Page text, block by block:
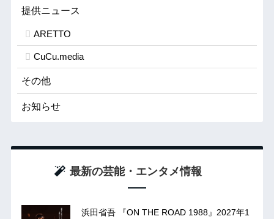
提供ニュース
ARETTO
CuCu.media
その他
お知らせ
最新の芸能・エンタメ情報
浜田省吾 『ON THE ROAD 1988』2027年1